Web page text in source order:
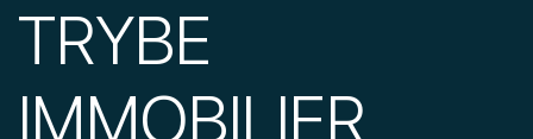
TRYBE
IMMOBILIER